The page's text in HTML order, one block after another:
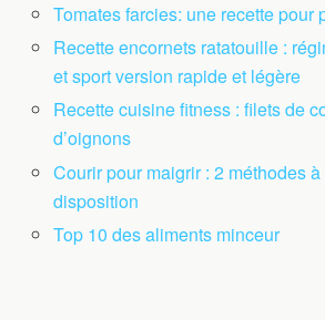
Tomates farcies: une recette pour
Recette encornets ratatouille :
et sport version rapide et légère
Recette cuisine fitness : filets de
d’oignons
Courir pour maigrir : 2 méthodes
disposition
Top 10 des aliments minceur